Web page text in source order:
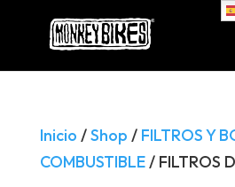
Búsqueda
productos
Inicio /Shop / FILTROS Y
COMBUSTIBLE/ FILTROS